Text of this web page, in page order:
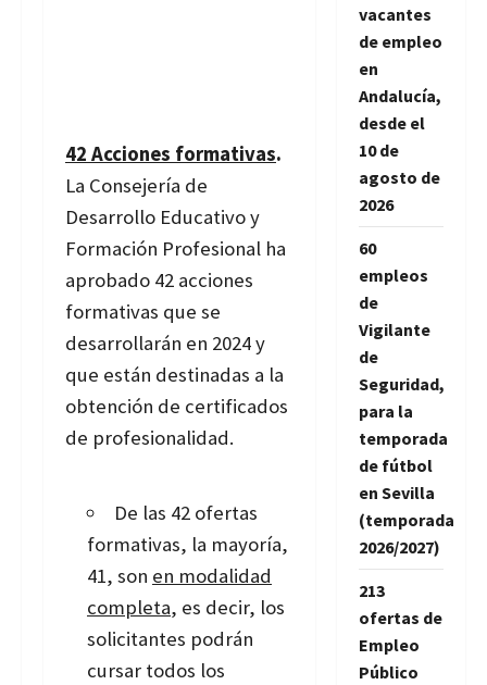
42 Acciones formativas.
La Consejería de
Desarrollo Educativo y
Formación Profesional ha
aprobado 42 acciones
formativas que se
desarrollarán en 2024 y
que están destinadas a la
obtención de certificados
de profesionalidad.
De las 42 ofertas
formativas, la mayoría,
41, son en modalidad
completa, es decir, los
solicitantes podrán
cursar todos los
vacantes
de empleo
en
Andalucía,
desde el
10 de
agosto de
2026
60
empleos
de
Vigilante
de
Seguridad,
para la
temporada
de fútbol
en Sevilla
(temporada
2026/2027)
213
ofertas de
Empleo
Público